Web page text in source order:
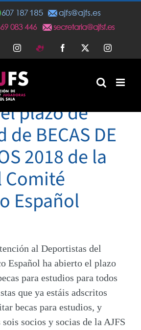
TwitterInstagram
AJFSF FacebookTwitterInstagram
plazo de
BECAS DE
2018 de la
Comité
Español
al Deportistas del
Español ha abierto el plazo
para estudios para todos
que ya estáis adscritos
becas para estudios, y
socios y socias de la AJFS